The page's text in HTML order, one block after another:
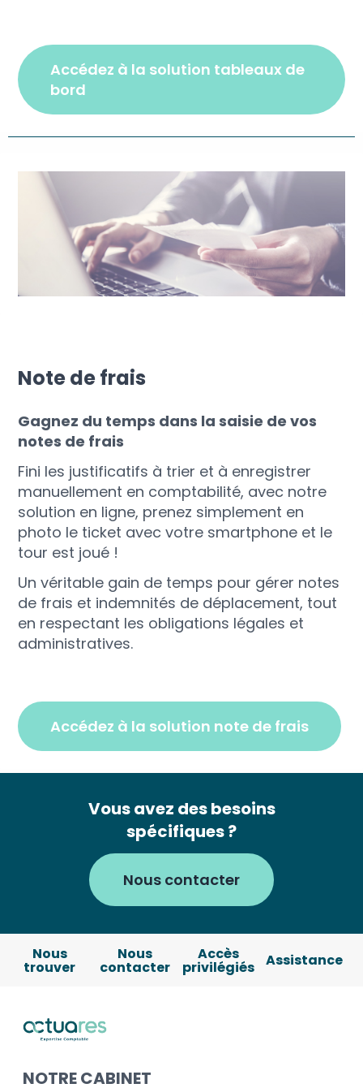
accédez à la solution tableaux de
bord
Note de frais
Gagnez du temps dans la saisie de vos
notes de frais
Fini les justificatifs à trier et à enregistrer
manuellement en comptabilité, avec notre
solution en ligne, prenez simplement en
photo le ticket avec votre smartphone et le
tour est joué !
Un véritable gain de temps pour gérer notes
de frais et indemnités de déplacement, tout
en respectant les obligations légales et
administratives.
accédez à la solution note de frais
Vous avez des besoins
spécifiques ?
Nous contacter
Nous
trouver
Nous
contacter
Accès
privilégiés Assistance
NOTRE CABINET